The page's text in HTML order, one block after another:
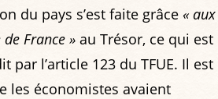
du pays s’est faite grâce « aux
France » au Trésor, ce qui est
par l’article 123 du TFUE. Il est
les économistes avaient